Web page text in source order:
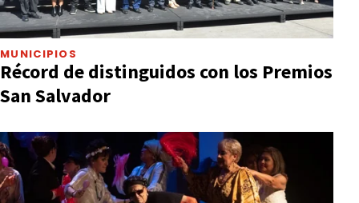
MUNICIPIOS
Récord de distinguidos con los Premios
San Salvador